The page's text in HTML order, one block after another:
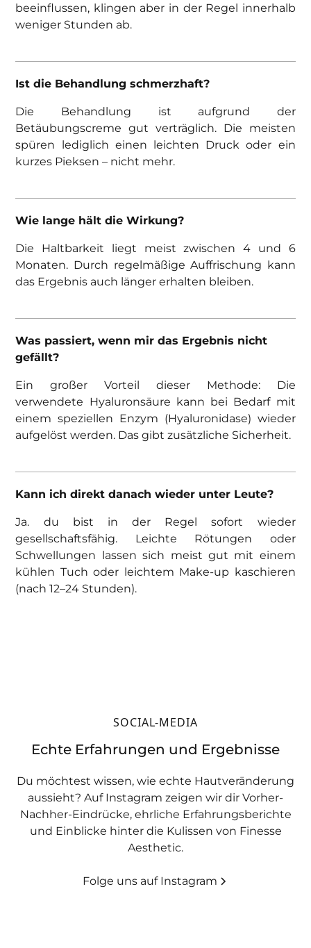
beeinflussen, klingen aber in der Regel innerhalb
weniger Stunden ab.
Ist die Behandlung schmerzhaft?
Die Behandlung ist aufgrund der
Betäubungscreme gut verträglich. Die meisten
spüren lediglich einen leichten Druck oder ein
kurzes Pieksen – nicht mehr.
Wie lange hält die Wirkung?
Die Haltbarkeit liegt meist zwischen 4 und 6
Monaten. Durch regelmäßige Auffrischung kann
das Ergebnis auch länger erhalten bleiben.
Was passiert, wenn mir das Ergebnis nicht
gefällt?
Ein großer Vorteil dieser Methode: Die
verwendete Hyaluronsäure kann bei Bedarf mit
einem speziellen Enzym (Hyaluronidase) wieder
aufgelöst werden. Das gibt zusätzliche Sicherheit.
Kann ich direkt danach wieder unter Leute?
Ja. du bist in der Regel sofort wieder
gesellschaftsfähig. Leichte Rötungen oder
Schwellungen lassen sich meist gut mit einem
kühlen Tuch oder leichtem Make-up kaschieren
(nach 12–24 Stunden).
SOCIAL-MEDIA
Echte Erfahrungen und Ergebnisse
Du möchtest wissen, wie echte Hautveränderung
aussieht? Auf Instagram zeigen wir dir Vorher-
Nachher-Eindrücke, ehrliche Erfahrungsberichte
und Einblicke hinter die Kulissen von Finesse
Aesthetic.
Folge uns auf Instagram